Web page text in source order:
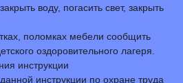
воду, погасить свет, закрыть
поломках мебели сообщить
оздоровительного лагеря.
инструкции
инструкции по охране труда